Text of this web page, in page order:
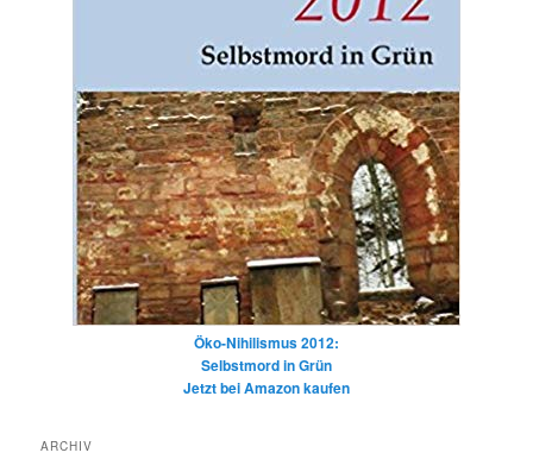
Öko-Nihilismus 2012:
Selbstmord in Grün
Jetzt bei Amazon kaufen
ARCHIV